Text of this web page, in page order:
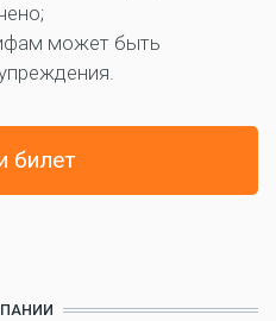
может быть
билет